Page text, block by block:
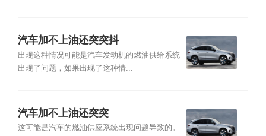
汽车加不上油还突突抖
出现这种情况可能是汽车发动机的燃油供给系统
出现了问题，如果出现了这种情...
汽车加不上油还突突
这可能是汽车的燃油供应系统出现问题导致的。